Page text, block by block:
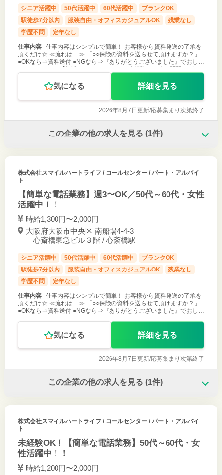
シニア活躍中 50代活躍中 60代活躍中
ブランクOK
駅徒歩7分以内
服装自由・オフィスカジュアルOK
残業なし
学歴不問
定年なし
仕事内容 仕事内容はシンプルで簡単！ お客様から資料発送の了承を
頂くだけ☆ ≪流れは…≫ 「○○保険の資料を送らせて頂けますか？」
●OKなら⇒資料送付 ●NGなら⇒『ありがとうございました』でおしま
い♪ これだけ！ 【知識0、コールセンター未経験でも全く問題ござい
ませ
気になる 詳細を見る
2026年8月7日更新/応募集まり次第終了
この企業の他の求人を見る (1件)
株式会社スマイルハートライフ / コールセンター / パート・アルバイ
ト
【簡単な電話業務】週3〜OK／50代～60代・女性
活躍中！！
時給1,300円〜2,000円
大阪府大阪市中央区 南船場4-4-3
心斎橋東急ビル３階 / 心斎橋駅
シニア活躍中 50代活躍中 60代活躍中
ブランクOK
駅徒歩7分以内
服装自由・オフィスカジュアルOK
残業なし
学歴不問
定年なし
仕事内容 仕事内容はシンプルで簡単！ お客様から資料発送の了承を
頂くだけ☆ ≪流れは…≫ 「○○保険の資料を送らせて頂けますか？」
●OKなら⇒資料送付 ●NGなら⇒『ありがとうございました』でおしま
気になる 詳細を見る
2026年8月7日更新/応募集まり次第終了
この企業の他の求人を見る (1件)
株式会社スマイルハートライフ / コールセンター / パート・アルバイ
ト
未経験OK！【簡単な電話業務】50代～60代・女
性活躍中！！
時給1,200円〜2,000円